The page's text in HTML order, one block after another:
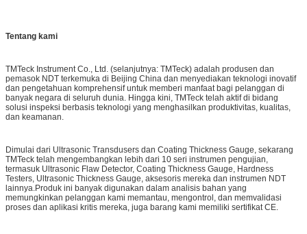
Tentang kami
TMTeck Instrument Co., Ltd. (selanjutnya: TMTeck) adalah produsen dan
pemasok NDT terkemuka di Beijing China dan menyediakan teknologi inovatif
dan pengetahuan komprehensif untuk memberi manfaat bagi pelanggan di
banyak negara di seluruh dunia. Hingga kini, TMTeck telah aktif di bidang
solusi inspeksi berbasis teknologi yang menghasilkan produktivitas, kualitas,
dan keamanan.
Dimulai dari Ultrasonic Transdusers dan Coating Thickness Gauge, sekarang
TMTeck telah mengembangkan lebih dari 10 seri instrumen pengujian,
termasuk Ultrasonic Flaw Detector, Coating Thickness Gauge, Hardness
Testers, Ultrasonic Thickness Gauge, aksesoris mereka dan instrumen NDT
lainnya.Produk ini banyak digunakan dalam analisis bahan yang
memungkinkan pelanggan kami memantau, mengontrol, dan memvalidasi
proses dan aplikasi kritis mereka, juga barang kami memiliki sertifikat CE.